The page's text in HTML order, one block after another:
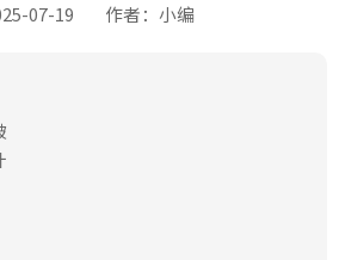
07-19 作者：小编